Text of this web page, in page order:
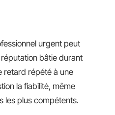
urgent peut
bâtie durant
retard répété à une
la fiabilité, même
les plus compétents.